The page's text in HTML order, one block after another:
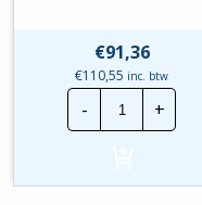
€91,36
€110,55 inc. btw
-
Eaton
xPole
PKN6
20A
+